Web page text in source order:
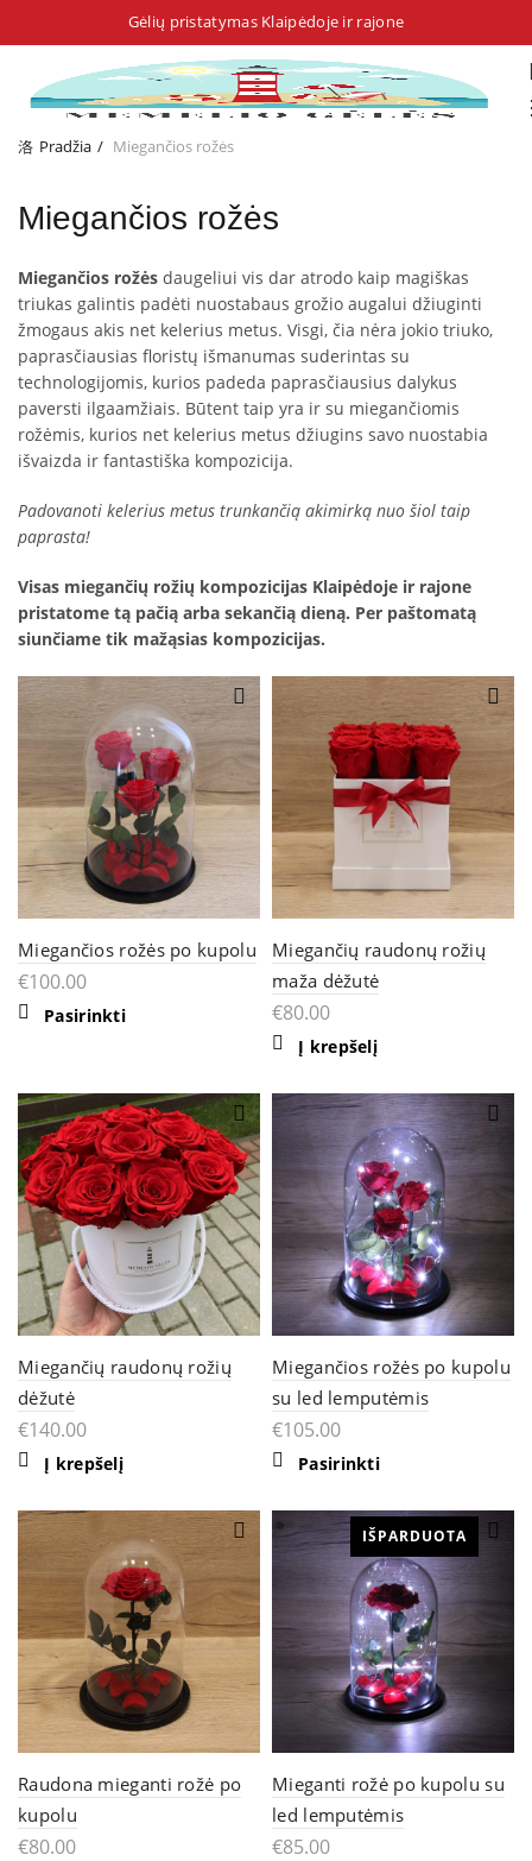
Gėlių pristatymas Klaipėdoje ir rajone
Pradžia Miegančios rožės
Miegančios rožės
Miegančios rožės daugeliui vis dar atrodo kaip magiškas
triukas galintis padėti nuostabaus grožio augalui džiuginti
žmogaus akis net kelerius metus. Visgi, čia nėra jokio triuko,
paprasčiausias floristų išmanumas suderintas su
technologijomis, kurios padeda paprasčiausius dalykus
paversti ilgaamžiais. Būtent taip yra ir su miegančiomis
rožėmis, kurios net kelerius metus džiugins savo nuostabia
išvaizda ir fantastiška kompozicija.
Padovanoti kelerius metus trunkančią akimirką nuo šiol taip
paprasta!
Visas miegančių rožių kompozicijas Klaipėdoje ir rajone
pristatome tą pačią arba sekančią dieną. Per paštomatą
siunčiame tik mažąsias kompozicijas.
Miegančios rožės po kupolu
€100.00
Pasirinkti
Miegančių raudonų rožių
maža dėžutė
€80.00
Į krepšelį
Miegančių raudonų rožių
dėžutė
€140.00
Į krepšelį
Miegančios rožės po kupolu
su led lemputėmis
€105.00
Pasirinkti
Raudona mieganti rožė po
kupolu
€80.00
IŠPARDUOTA
Mieganti rožė po kupolu su
led lemputėmis
€85.00